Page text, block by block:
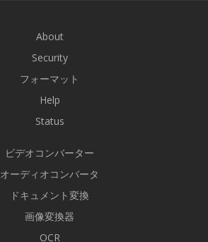
About
Security
フォーマット
Help
Status
ビデオコンバーター
オーディオコンバータ
ドキュメント変換
画像変換器
OCR